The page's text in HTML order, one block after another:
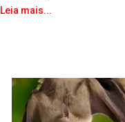
Leia mais...